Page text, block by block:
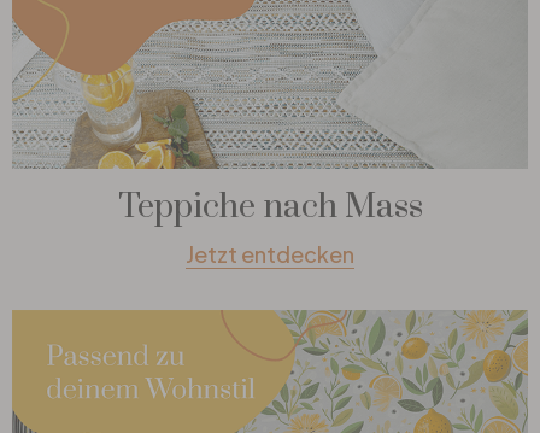
Teppiche nach Mass
Jetzt entdecken